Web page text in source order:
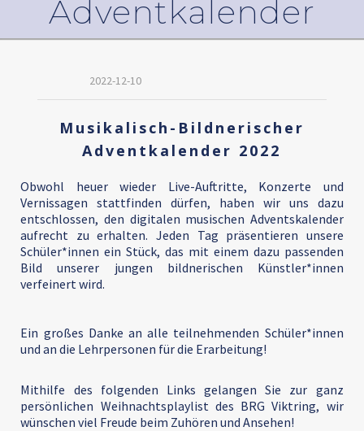
Adventkalender
2022-12-10
Musikalisch-Bildnerischer
Adventkalender 2022
Obwohl heuer wieder Live-Auftritte, Konzerte und
Vernissagen stattfinden dürfen, haben wir uns dazu
entschlossen, den digitalen musischen Adventskalender
aufrecht zu erhalten. Jeden Tag präsentieren unsere
Schüler*innen ein Stück, das mit einem dazu passenden
Bild unserer jungen bildnerischen Künstler*innen
verfeinert wird.
Ein großes Danke an alle teilnehmenden Schüler*innen
und an die Lehrpersonen für die Erarbeitung!
Mithilfe des folgenden Links gelangen Sie zur ganz
persönlichen Weihnachtsplaylist des BRG Viktring, wir
wünschen viel Freude beim Zuhören und Ansehen!